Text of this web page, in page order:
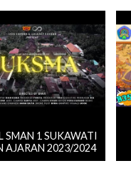
SMAN 1 SUKAWATI
AJARAN 2023/2024